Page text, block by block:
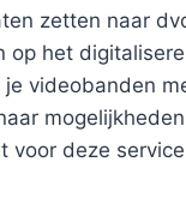
zetten naar
op het
je videobanden
voor deze